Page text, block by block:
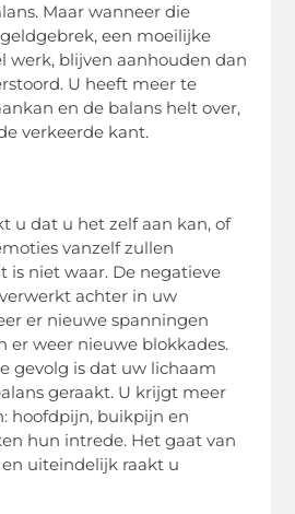
Maar wanneer die
een moeilijke
werk, blijven aanhouden dan
U heeft meer te
en de balans helt over,
verkeerde kant.
u dat u het zelf aan kan, of
vanzelf zullen
is niet waar. De negatieve
achter in uw
er nieuwe spanningen
er weer nieuwe blokkades.
gevolg is dat uw lichaam
geraakt. U krijgt meer
hoofdpijn, buikpijn en
hun intrede. Het gaat van
uiteindelijk raakt u